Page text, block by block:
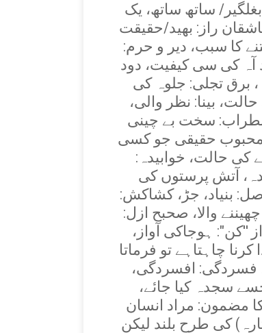
ساتھ ساتھ، یک
راز: بھید/حقیقت
کا سبب، دیر و حرم:
آہ کی سی کیفیت، دود
برق تجلی: جلوہ کی
بینا: نظر والی،
سخت بے چینی
محبوب حقیقی جو کسی
کی حالت، خوابیدہ:
آتش پرستوں کی
بنیاد، جڑ، کشاکش:
والا، صحبح ازل:
''کن": ہوجاکی آواز،
چاہتاہے تو فرماتا
فسردگی: افسردگی،
سجدہ کیا جائے،
مضمون: مراد انسان
کی طرح بلند لیکن